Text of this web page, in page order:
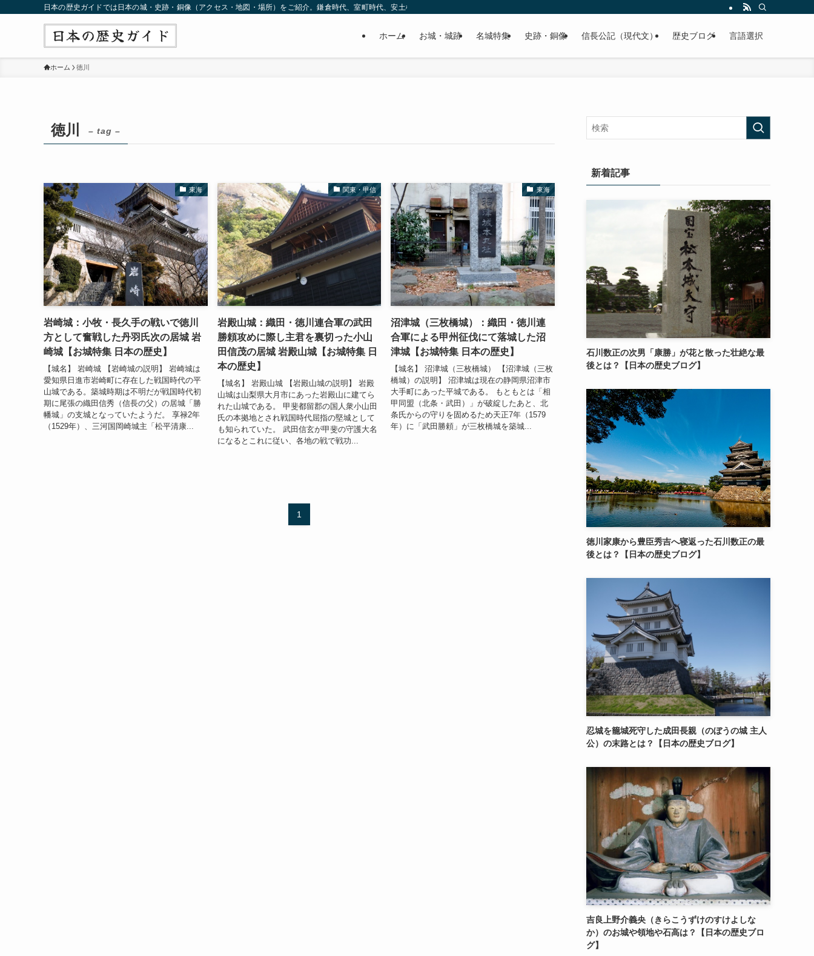
日本の歴史ガイドでは日本の城・史跡・銅像（アクセス・地図・場所）をご紹介。鎌倉時代、室町時代、安土桃山時代（戦国時代）、江戸時代と幅広くご紹介致します。
ホーム お城・城跡 名城特集 史跡・銅像 信長公記（現代文） 歴史ブログ 言語選択
ホーム 徳川
徳川 – tag –
東海
岩崎城：小牧・長久手の戦いで徳川
方として奮戦した丹羽氏次の居城 岩
崎城【お城特集 日本の歴史】
【城名】 岩崎城 【岩崎城の説明】 岩崎城は
愛知県日進市岩崎町に存在した戦国時代の平
山城である。築城時期は不明だが戦国時代初
期に尾張の織田信秀（信長の父）の居城「勝
幡城」の支城となっていたようだ。 享禄2年
（1529年）、三河国岡崎城主「松平清康...
関東・甲信
岩殿山城：織田・徳川連合軍の武田
勝頼攻めに際し主君を裏切った小山
田信茂の居城 岩殿山城【お城特集 日
本の歴史】
【城名】 岩殿山城 【岩殿山城の説明】 岩殿
山城は山梨県大月市にあった岩殿山に建てら
れた山城である。 甲斐都留郡の国人衆小山田
氏の本拠地とされ戦国時代屈指の堅城として
も知られていた。 武田信玄が甲斐の守護大名
になるとこれに従い、各地の戦で戦功...
東海
沼津城（三枚橋城）：織田・徳川連
合軍による甲州征伐にて落城した沼
津城【お城特集 日本の歴史】
【城名】 沼津城（三枚橋城） 【沼津城（三枚
橋城）の説明】 沼津城は現在の静岡県沼津市
大手町にあった平城である。 もともとは「相
甲同盟（北条・武田）」が破綻したあと、北
条氏からの守りを固めるため天正7年（1579
年）に「武田勝頼」が三枚橋城を築城...
1
新着記事
石川数正の次男「康勝」が花と散った壮絶な最
後とは？【日本の歴史ブログ】
徳川家康から豊臣秀吉へ寝返った石川数正の最
後とは？【日本の歴史ブログ】
忍城を籠城死守した成田長親（のぼうの城 主人
公）の末路とは？【日本の歴史ブログ】
吉良上野介義央（きらこうずけのすけよしな
か）のお城や領地や石高は？【日本の歴史ブロ
グ】